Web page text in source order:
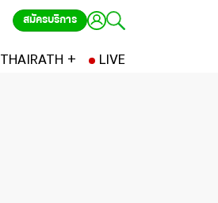
สมัครบริการ
THAIRATH + LIVE